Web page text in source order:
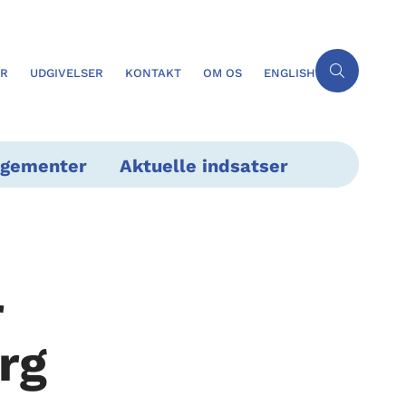
UDGIVELSER KONTAKT OM OS ENGLISH
Aktuelle indsatser